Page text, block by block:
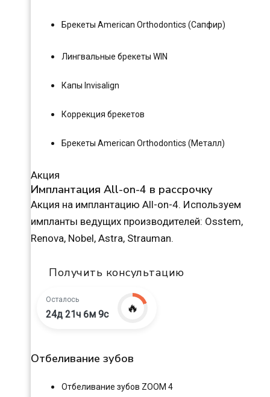
Брекеты American Orthodontics (Сапфир)
Лингвальные брекеты WIN
Капы Invisalign
Коррекция брекетов
Брекеты American Orthodontics (Металл)
Акция
Имплантация All-on-4 в рассрочку
Акция на имплантацию All-on-4. Используем
импланты ведущих производителей: Osstem,
Renova, Nobel, Astra, Strauman.
Получить консультацию
Осталось
24д 21ч 6м 8с 🔥
Отбеливание зубов
Отбеливание зубов ZOOM 4